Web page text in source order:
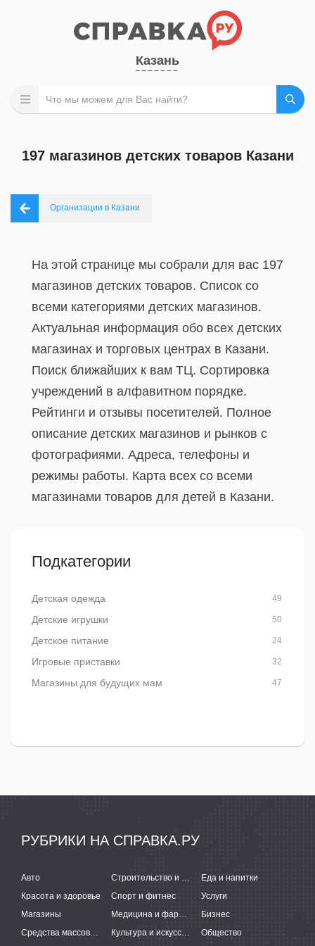
Казань
197 магазинов детских товаров Казани
Организации в Казани
На этой странице мы собрали для вас 197
магазинов детских товаров. Список со
всеми категориями детских магазинов.
Актуальная информация обо всех детских
магазинах и торговых центрах в Казани.
Поиск ближайших к вам ТЦ. Сортировка
учреждений в алфавитном порядке.
Рейтинги и отзывы посетителей. Полное
описание детских магазинов и рынков с
фотографиями. Адреса, телефоны и
режимы работы. Карта всех со всеми
магазинами товаров для детей в Казани.
Подкатегории
Детская одежда 49
Детские игрушки 50
Детское питание 24
Игровые приставки 32
Магазины для будущих мам 47
РУБРИКИ НА СПРАВКА.РУ
Авто Строительство и ремонт
Еда и напитки
Красота и здоровье
Спорт и фитнес
Услуги
Магазины
Медицина и фармацевтика
Бизнес
Средства массовой информации
Культура и искусство Общество